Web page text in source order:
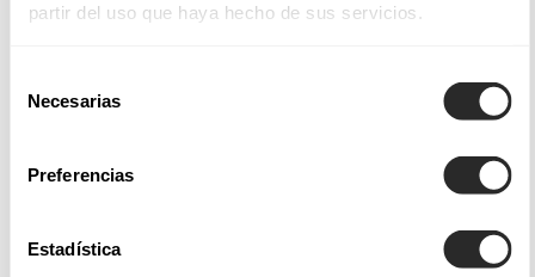
partir del uso que haya hecho de sus servicios.
Necesarias
Preferencias
Estadística
só encontrará uma grande variedade de designs — desde
com um visual digno de conto de fadas, até
vestidos de
, que oferecem uma elegância
intemporal e favorecem todos os tipos de corpo. Também
disponibilizamos tecidos leves cuidadosamente escolhidos